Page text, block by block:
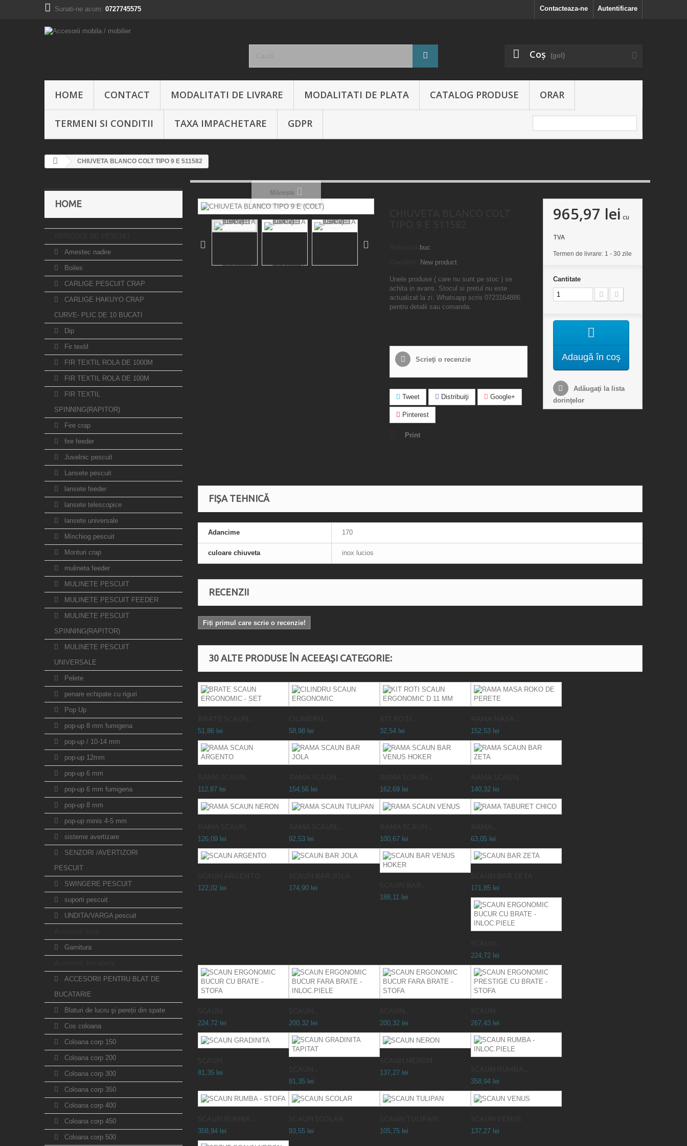
Autentificare
Contacteaza-ne
Sunati-ne acum: 0727745575
Coş (gol)
HOME CONTACT MODALITATI DE LIVRARE MODALITATI DE PLATA CATALOG PRODUSE ORAR
TERMENI SI CONDITII TAXA IMPACHETARE GDPR
CHIUVETA BLANCO COLT TIPO 9 E 511582
HOME
Amestec nadire
Boiles
CARLIGE PESCUIT CRAP
CARLIGE HAKUYO CRAP
CURVE- PLIC DE 10 BUCATI
Dip
Fir textil
FIR TEXTIL ROLA DE 1000M
FIR TEXTIL ROLA DE 100M
FIR TEXTIL
SPINNING(RAPITOR)
Fire crap
fire feeder
Juvelnic pescuit
Lansete pescuit
lansete feeder
lansete telescopice
lansete universale
Minchiog pescuit
Monturi crap
mulineta feeder
MULINETE PESCUIT
MULINETE PESCUIT FEEDER
MULINETE PESCUIT
SPINNING(RAPITOR)
MULINETE PESCUIT
UNIVERSALE
Pelete
penare echipate cu riguri
Pop Up
pop-up 8 mm fumigena
pop-up / 10-14 mm
pop-up 12mm
pop-up 6 mm
pop-up 6 mm fumigena
pop-up 8 mm
pop-up minis 4-5 mm
sisteme avertizare
SENZORI /AVERTIZORI
PESCUIT
SWINGERE PESCUIT
suporti pescuit
UNDITA/VARGA pescuit
Garnitura
ACCESORII PENTRU BLAT DE
BUCATARIE
Blaturi de lucru şi pereții din spate
Cos coloana
Coloana corp 150
Coloana corp 200
Coloana corp 300
Coloana corp 350
Coloana corp 400
Coloana corp 450
Coloana corp 500
Mărește
buc
New product
Unele produse ( care nu sunt pe stoc ) se
achita in avans. Stocul si pretul nu este
actualizat la zi. Whatsapp scris 0723164886
pentru detalii sau comanda.
Scrieţi o recenzie
Tweet Distribuiţi Google+
Pinterest
Print
965,97 lei cu
TVA
Termen de livrare: 1 - 30 zile
Cantitate
Adaugă în coş
Adăugaţi la lista
dorinţelor
FIȘA TEHNICĂ
Adancime 170
culoare chiuveta inox lucios
RECENZII
Fiți primul care scrie o recenzie!
30 ALTE PRODUSE ÎN ACEEAȘI CATEGORIE:
51,86 lei 58,98 lei 32,54 lei 152,53 lei
112,87 lei 154,56 lei 162,69 lei 140,32 lei
126,09 lei 92,53 lei 100,67 lei 63,05 lei
122,02 lei 174,90 lei
188,11 lei
171,85 lei
224,72 lei
224,72 lei 200,32 lei 200,32 lei 267,43 lei
81,35 lei
81,35 lei
137,27 lei
358,94 lei
358,94 lei 93,55 lei 105,75 lei 137,27 lei